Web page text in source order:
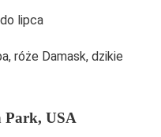
lipca
róże Damask, dzikie
Park, USA